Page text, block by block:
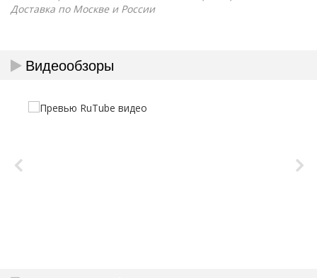
Доставка по Москве и России
Видеообзоры